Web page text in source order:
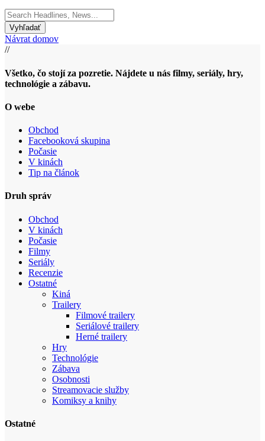
Search
for:
Návrat domov
//
Všetko, čo stojí za pozretie. Nájdete u nás filmy, seriály, hry,
technológie a zábavu.
O webe
Obchod
Facebooková skupina
Počasie
V kinách
Tip na článok
Druh správ
Obchod
V kinách
Počasie
Filmy
Seriály
Recenzie
Ostatné
Kiná
Trailery
Filmové trailery
Seriálové trailery
Herné trailery
Hry
Technológie
Zábava
Osobnosti
Streamovacie služby
Komiksy a knihy
Ostatné